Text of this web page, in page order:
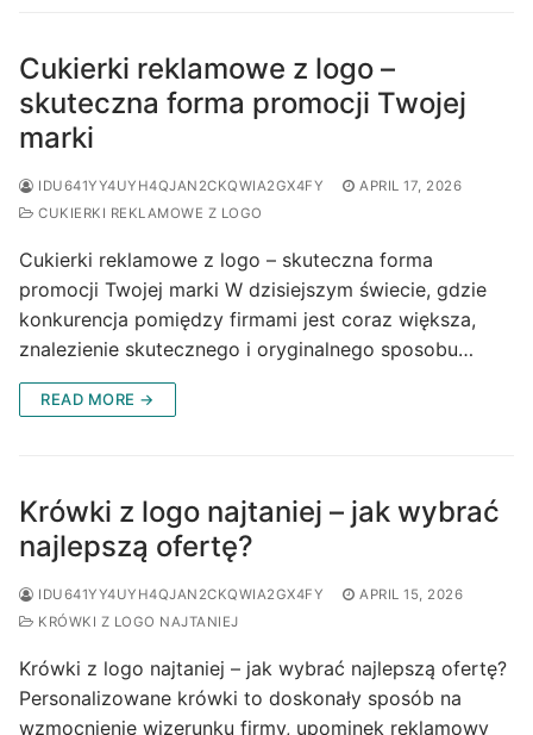
Cukierki reklamowe z logo –
skuteczna forma promocji Twojej
marki
IDU641YY4UYH4QJAN2CKQWIA2GX4FY
APRIL 17, 2026
CUKIERKI REKLAMOWE Z LOGO
Cukierki reklamowe z logo – skuteczna forma
promocji Twojej marki W dzisiejszym świecie, gdzie
konkurencja pomiędzy firmami jest coraz większa,
znalezienie skutecznego i oryginalnego sposobu…
READ MORE →
Krówki z logo najtaniej – jak wybrać
najlepszą ofertę?
IDU641YY4UYH4QJAN2CKQWIA2GX4FY
APRIL 15, 2026
KRÓWKI Z LOGO NAJTANIEJ
Krówki z logo najtaniej – jak wybrać najlepszą ofertę?
Personalizowane krówki to doskonały sposób na
wzmocnienie wizerunku firmy, upominek reklamowy